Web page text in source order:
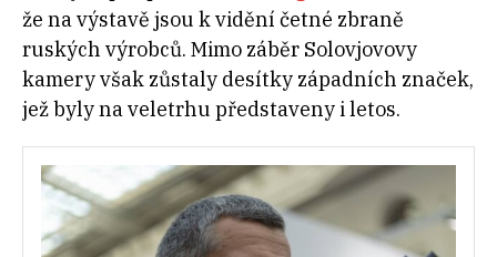
že na výstavě jsou k vidění četné zbraně
ruských výrobců. Mimo záběr Solovjovovy
kamery však zůstaly desítky západních značek,
jež byly na veletrhu představeny i letos.